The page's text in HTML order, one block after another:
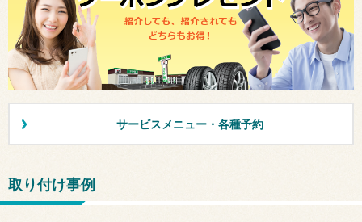
サービスメニュー・各種予約
取り付け事例